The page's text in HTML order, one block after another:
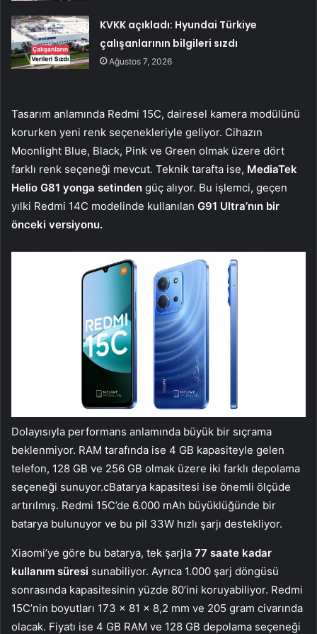
KVKK açıkladı: Hyundai Türkiye
çalışanlarının bilgileri sızdı
Ağustos 7, 2026
Tasarım anlamında Redmi 15C, dairesel kamera modülünü
korurken yeni renk seçenekleriyle geliyor. Cihazın
Moonlight Blue, Black, Pink ve Green olmak üzere dört
farklı renk seçeneği mevcut. Teknik tarafta ise, MediaTek
Helio G81 yonga setinden güç alıyor. Bu işlemci, geçen
yılki Redmi 14C modelinde kullanılan G91 Ultra’nın bir
önceki versiyonu.
Dolayısıyla performans anlamında büyük bir sıçrama
beklenmiyor. RAM tarafında ise 4 GB kapasiteyle gelen
telefon, 128 GB ve 256 GB olmak üzere iki farklı depolama
seçeneği sunuyor.cBatarya kapasitesi ise önemli ölçüde
artırılmış. Redmi 15C’de 6.000 mAh büyüklüğünde bir
batarya bulunuyor ve bu pil 33W hızlı şarjı destekliyor.
Xiaomi’ye göre bu batarya, tek şarjla 77 saate kadar
kullanım süresi sunabiliyor. Ayrıca 1.000 şarj döngüsü
sonrasında kapasitesinin yüzde 80’ini koruyabiliyor. Redmi
15C’nin boyutları 173 x 81 x 8,2 mm ve 205 gram civarında
olacak. Fiyatı ise 4 GB RAM ve 128 GB depolama seçeneği